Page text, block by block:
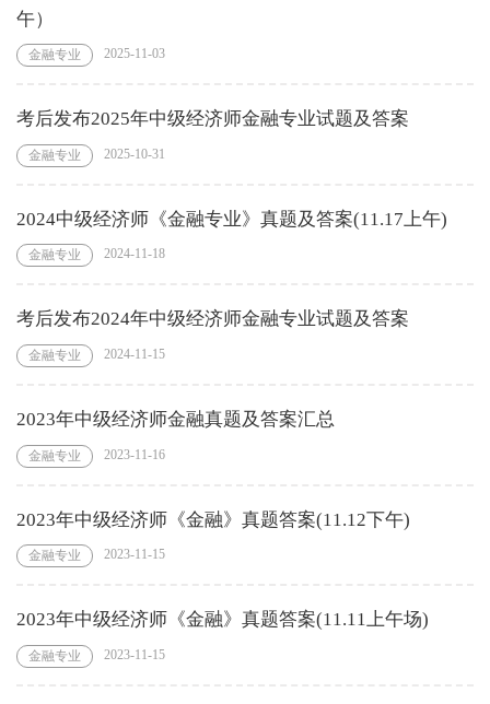
午）
金融专业 2025-11-03
考后发布2025年中级经济师金融专业试题及答案
金融专业 2025-10-31
2024中级经济师《金融专业》真题及答案(11.17上午)
金融专业 2024-11-18
考后发布2024年中级经济师金融专业试题及答案
金融专业 2024-11-15
2023年中级经济师金融真题及答案汇总
金融专业 2023-11-16
2023年中级经济师《金融》真题答案(11.12下午)
金融专业 2023-11-15
2023年中级经济师《金融》真题答案(11.11上午场)
金融专业 2023-11-15